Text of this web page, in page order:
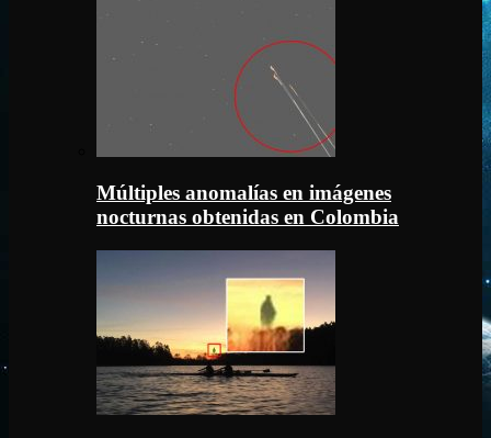
Múltiples anomalías en imágenes
nocturnas obtenidas en Colombia